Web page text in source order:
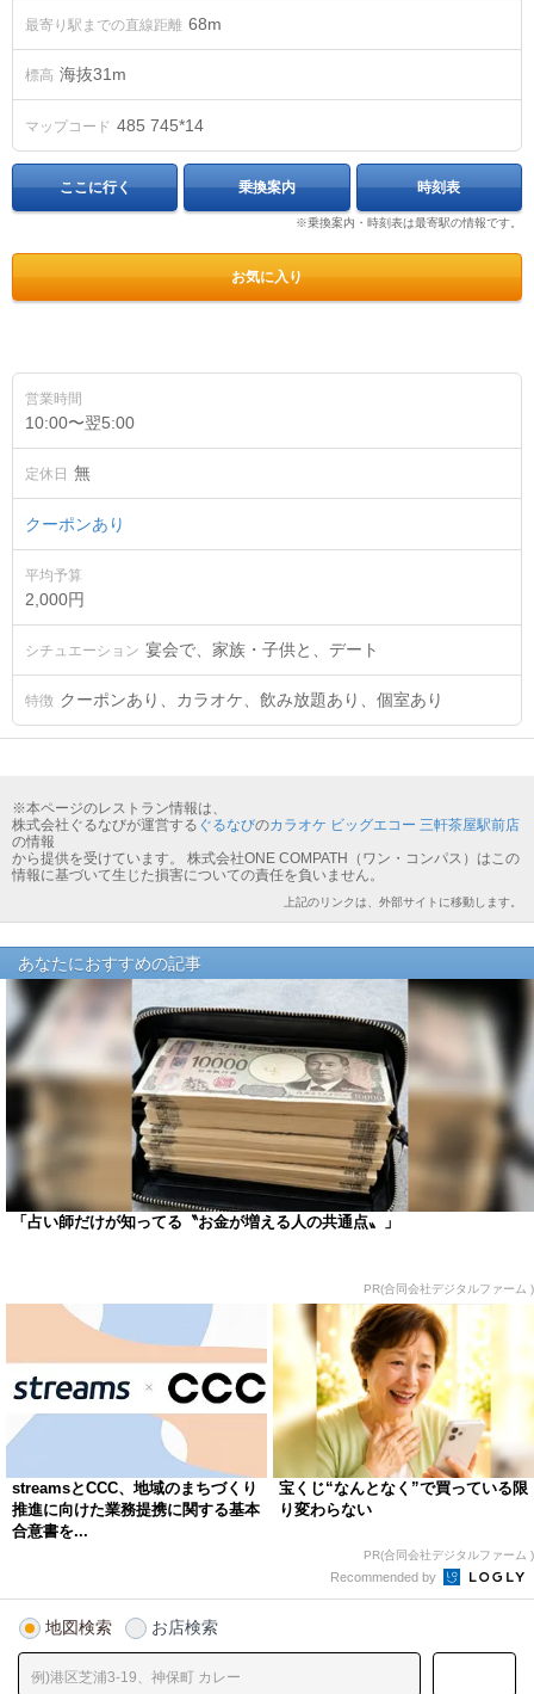
最寄り駅までの直線距離 68m
標高 海抜31 m
マップコード 485 745*14
ここに行く 乗換案内 時刻表
※乗換案内・時刻表は最寄駅の情報です。
お気に入り
営業時間
10:00〜翌5:00
定休日 無
クーポンあり
平均予算
2,000円
シチュエーション 宴会で、家族・子供と、デート
特徴 クーポンあり、カラオケ、飲み放題あり、個室あり
※本ページのレストラン情報は、
株式会社ぐるなびが運営する ぐるなびのカラオケ ビッグエコー 三軒茶屋駅前店
の情報
から提供を受けています。 株式会社ONE COMPATH（ワン・コンパス）はこの
情報に基づいて生じた損害についての責任を負いません。
上記のリンクは、外部サイトに移動します。
あなたにおすすめの記事
「占い師だけが知ってる〝お金が増える人の共通点〟」
PR(合同会社デジタルファーム )
streamsとCCC、地域のまちづくり
推進に向けた業務提携に関する基本
合意書を...
宝くじ“なんとなく”で買っている限
り変わらない
PR(合同会社デジタルファーム )
Recommended by
地図検索 お店検索